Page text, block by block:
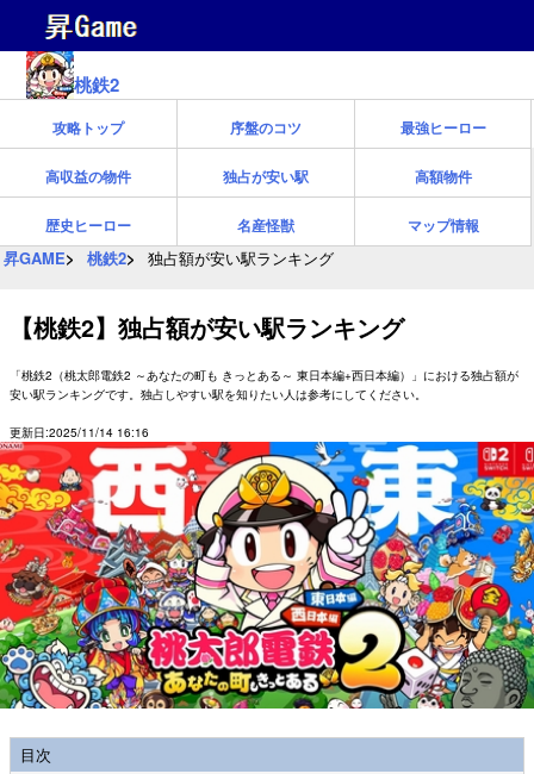
桃鉄2
攻略トップ 序盤のコツ 最強ヒーロー
高収益の物件 独占が安い駅 高額物件
歴史ヒーロー 名産怪獣 マップ情報
昇GAME 桃鉄2 独占額が安い駅ランキング
【桃鉄2】独占額が安い駅ランキング
「桃鉄2（桃太郎電鉄2 ～あなたの町も きっとある～ 東日本編+西日本編）」における独占額が
安い駅ランキングです。独占しやすい駅を知りたい人は参考にしてください。
更新日:2025/11/14 16:16
目次